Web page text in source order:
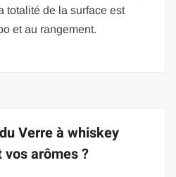
totalité de la surface est
et au rangement.
Verre à whiskey
arômes ?